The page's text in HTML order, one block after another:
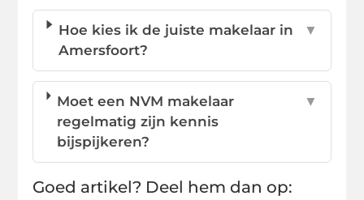
Hoe kies ik de juiste makelaar in
Amersfoort?
▼
Moet een NVM makelaar
regelmatig zijn kennis
bijspijkeren?
▼
Goed artikel? Deel hem dan op: